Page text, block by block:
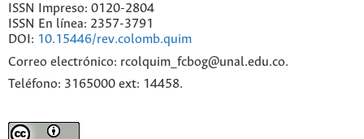
ISSN Impreso: 0120-2804
ISSN En línea: 2357-3791
DOI: 10.15446/rev.colomb.quim
Correo electrónico: rcolquim_fcbog@unal.edu.co.
Teléfono: 3165000 ext: 14458.